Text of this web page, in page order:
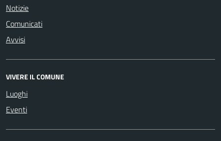
Notizie
Comunicati
Avvisi
VIVERE IL COMUNE
Luoghi
Eventi